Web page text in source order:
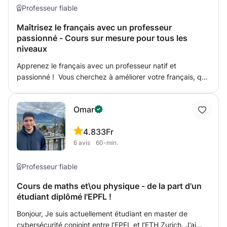
Professeur fiable
Maîtrisez le français avec un professeur
passionné - Cours sur mesure pour tous les
niveaux
Apprenez le français avec un professeur natif et
passionné ! Vous cherchez à améliorer votre français, que
linguistiques ! Je m'appelle Assil, et j'ai grandi à
Lausanne, en Suisse, où le français est ma langue
maternelle. Depuis l'âge de 15 ans, je pratique l'écriture
quotidienne, ce qui m'a permis d'affiner mon expertise
française et à mon approche pédagogique, je vous
niveau et à vos besoins spécifiques. Ce que je propose :
Cours pour débutants : Posez les bases solides de la
langue française en apprenant à parler, lire et écrire avec
assurance. Cours pour niveaux intermédiaires : Renforcez
Omar
4.8
6 avis
33Fr
60-min.
Professeur fiable
Cours de maths et\ou physique - de la part d'un
étudiant diplômé l'EPFL !
Bonjour, Je suis actuellement étudiant en master de
cybersécurité conjoint entre l’EPFL et l’ETH Zurich. J’ai